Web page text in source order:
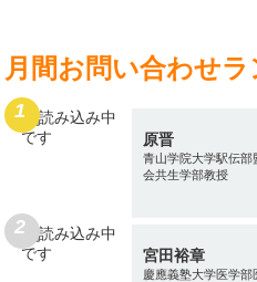
月間お問い合わせ
原晋
青山学院大学駅伝部
会共生学部教授
宮田裕章
慶應義塾大学医学